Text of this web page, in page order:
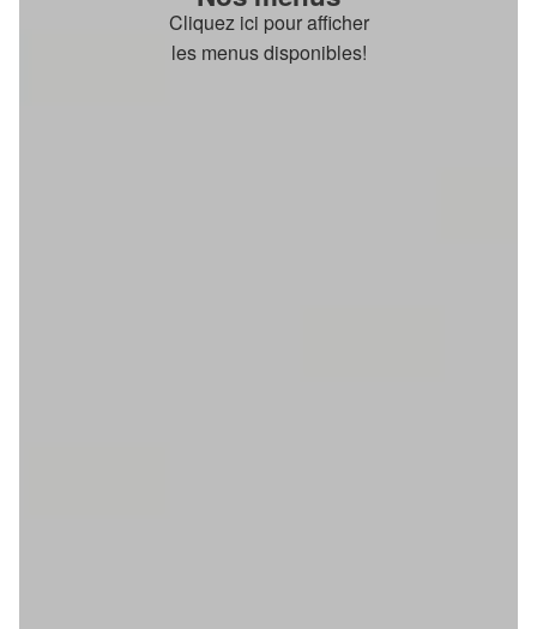
Cliquez ici pour afficher
les menus disponibles!